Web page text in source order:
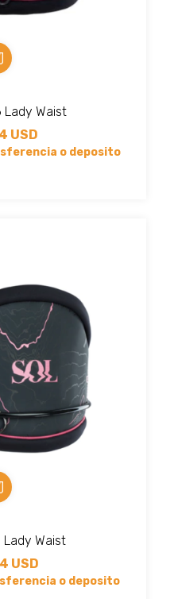
Lady Waist
USD
o deposito
Lady Waist
USD
o deposito